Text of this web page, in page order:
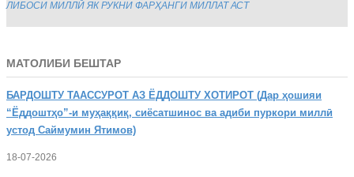
ЛИБОСИ МИЛЛӢ ЯК РУКНИ ФАРҲАНГИ МИЛЛАТ АСТ
МАТОЛИБИ БЕШТАР
БАРДОШТУ ТААССУРОТ АЗ ЁДДОШТУ ХОТИРОТ (Дар ҳошияи
“Ёддоштҳо”-и муҳаққиқ, сиёсатшинос ва адиби пуркори миллӣ
устод Саймумин Ятимов)
18-07-2026